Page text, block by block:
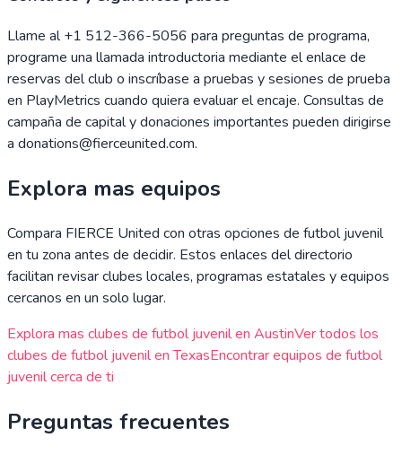
Llame al +1 512-366-5056 para preguntas de programa,
programe una llamada introductoria mediante el enlace de
reservas del club o inscríbase a pruebas y sesiones de prueba
en PlayMetrics cuando quiera evaluar el encaje. Consultas de
campaña de capital y donaciones importantes pueden dirigirse
a donations@fierceunited.com.
Explora mas equipos
Compara FIERCE United con otras opciones de futbol juvenil
en tu zona antes de decidir. Estos enlaces del directorio
facilitan revisar clubes locales, programas estatales y equipos
cercanos en un solo lugar.
Explora mas clubes de futbol juvenil en AustinVer todos los
clubes de futbol juvenil enTexasEncontrar equipos de futbol
juvenil cerca de ti
Preguntas frecuentes